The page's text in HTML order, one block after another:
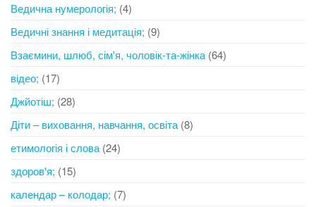
Ведична нумерологія; (4)
Ведичні знання і медитація; (9)
Взаємини, шлюб, сім'я, чоловік-та-жінка (64)
відео; (17)
Джйотіш; (28)
Діти – виховання, навчання, освіта (8)
етимологія і слова (24)
здоров'я; (15)
календар – колодар; (7)